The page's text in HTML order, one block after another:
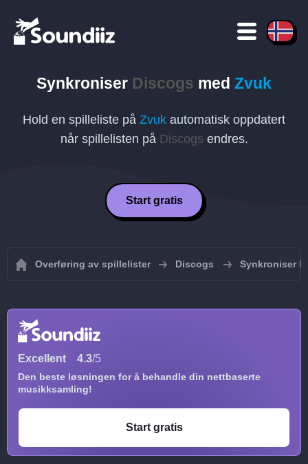
Synkroniser Discogs med Zvuk
Hold en spilleliste på Zvuk automatisk oppdatert
når spillelisten på Discogs endres.
Start gratis
Overføring av spillelister Discogs Synkroniser
Excellent 4.3/5
Den beste løsningen for å behandle din nettbaserte
musikksamling!
Start gratis